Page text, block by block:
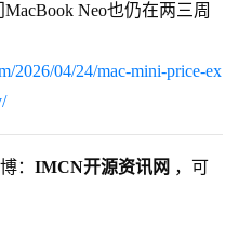
Neo也仍在两三周
2026/04/24/mac-mini-price-ex
： IMCN开源资讯网 ，可